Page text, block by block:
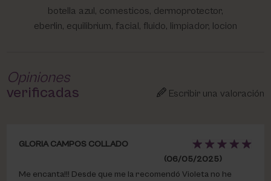
botella azul, comesticos, dermoprotector,
eberlin, equilibrium, facial, fluido, limpiador, locion
Opiniones
verificadas
Escribir una valoración
GLORIA CAMPOS COLLADO
(06/05/2025)
Me encanta!!! Desde que me la recomendó Violeta no he